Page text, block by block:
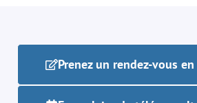
Prenez un rendez-vous